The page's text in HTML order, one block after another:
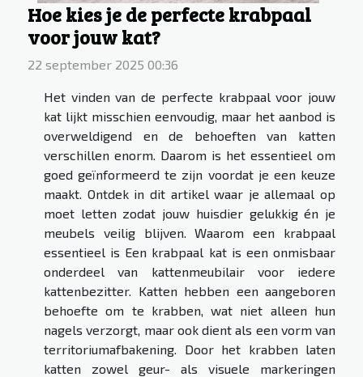
Hoe kies je de perfecte krabpaal
voor jouw kat?
22 september 2025 00:36
Het vinden van de perfecte krabpaal voor jouw
kat lijkt misschien eenvoudig, maar het aanbod is
overweldigend en de behoeften van katten
verschillen enorm. Daarom is het essentieel om
goed geïnformeerd te zijn voordat je een keuze
maakt. Ontdek in dit artikel waar je allemaal op
moet letten zodat jouw huisdier gelukkig én je
meubels veilig blijven. Waarom een krabpaal
essentieel is Een krabpaal kat is een onmisbaar
onderdeel van kattenmeubilair voor iedere
kattenbezitter. Katten hebben een aangeboren
behoefte om te krabben, wat niet alleen hun
nagels verzorgt, maar ook dient als een vorm van
territoriumafbakening. Door het krabben laten
katten zowel geur- als visuele markeringen